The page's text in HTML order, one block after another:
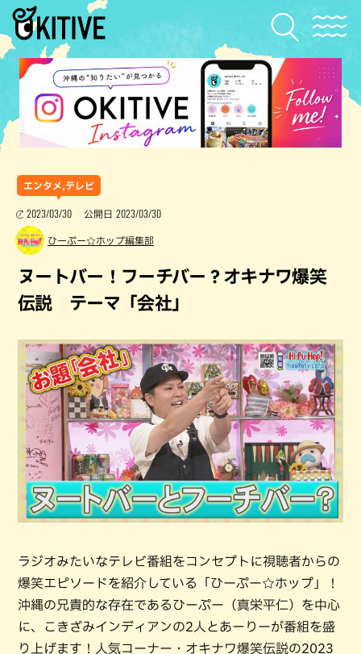
エンタメ,テレビ
2023/03/30 公開日 2023/03/30
ひーぷー☆ホップ編集部
ヌートバー！フーチバー？オキナワ爆笑
伝説 テーマ「会社」
ラジオみたいなテレビ番組をコンセプトに視聴者からの
爆笑エピソードを紹介している「ひーぷー☆ホップ」！
沖縄の兄貴的な存在であるひーぷー（真栄平仁）を中心
に、こきざみインディアンの2人とあーりーが番組を盛
り上げます！人気コーナー・オキナワ爆笑伝説の2023